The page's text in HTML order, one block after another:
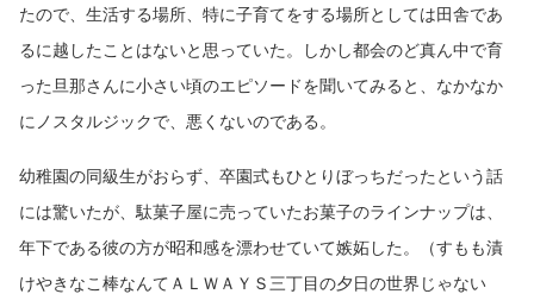
たので、生活する場所、特に子育てをする場所としては田舎であ
るに越したことはないと思っていた。しかし都会のど真ん中で育
った旦那さんに小さい頃のエピソードを聞いてみると、なかなか
にノスタルジックで、悪くないのである。
幼稚園の同級生がおらず、卒園式もひとりぼっちだったという話
には驚いたが、駄菓子屋に売っていたお菓子のラインナップは、
年下である彼の方が昭和感を漂わせていて嫉妬した。（すもも漬
けやきなこ棒なんてＡＬＷＡＹＳ三丁目の夕日の世界じゃない